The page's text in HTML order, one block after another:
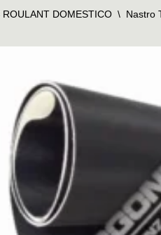
ROULANT DOMESTICO \ Nastro